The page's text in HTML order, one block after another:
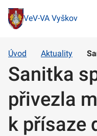
VeV-VA Vyškov
Úvod Aktuality
Sanitka
přivezla
k přísaze